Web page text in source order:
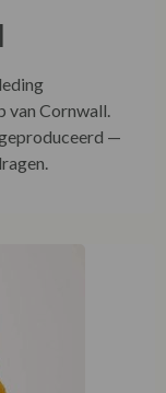
van Cornwall.
—